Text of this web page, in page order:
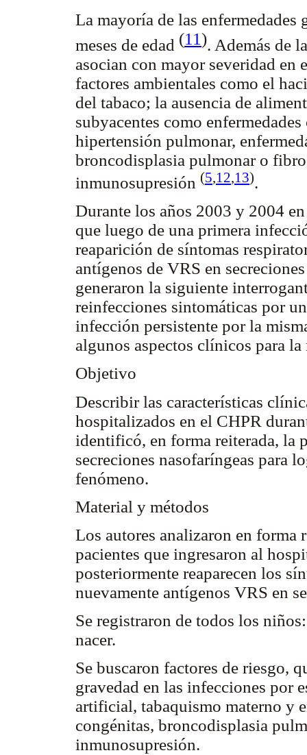
La mayoría de las
meses de edad (11). Además de
asocian con mayor severidad en
factores ambientales como el
del tabaco; la ausencia de
subyacentes como
hipertensión pulmonar,
broncodisplasia pulmonar o
inmunosupresión (5,12,13).
Durante los años 2003 y 2004
que luego de una primera
reaparición de síntomas
antígenos de VRS en
generaron la siguiente
reinfecciones sintomáticas por
infección persistente por la
algunos aspectos clínicos para
Objetivo
Describir las características
hospitalizados en el CHPR
identificó, en forma reiterada, la
secreciones nasofaríngeas para
fenómeno.
Material y métodos
Los autores analizaron en forma
pacientes que ingresaron al
posteriormente reaparecen los
nuevamente antígenos VRS en
Se registraron de todos los
nacer.
Se buscaron factores de riesgo,
gravedad en las infecciones por
artificial, tabaquismo materno y
congénitas, broncodisplasia
inmunosupresión.